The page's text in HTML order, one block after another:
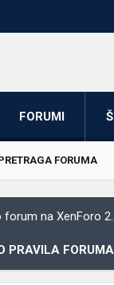
FORUMI
FORUMA
forum na XenForo
PRAVILA